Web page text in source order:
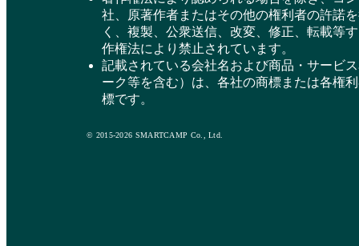
社、原著作者またはその他の権利者の許諾
く、複製、公衆送信、改変、修正、転載等
作権法により禁止されています。
記載されている会社名および商品・サービ
ーク等を含む）は、各社の商標または各権
標です。
© 2015-2026 SMARTCAMP Co., Ltd.